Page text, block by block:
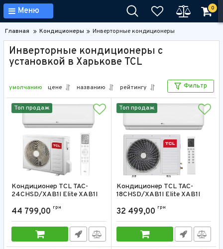
Меню 0
Главная Кондиционеры Инверторные кондиционеры
Инверторные кондиционеры с
установкой в Харькове TCL
умолчанию цене названию рейтингу Фильтр
Топ продаж
Кондиционер TCL TAC-
24CHSD/XAB1I Elite XAB1I
Артикул: TAC-24CHSD/XAB1I
44 799,00 грн
Топ продаж
Кондиционер TCL TAC-
18CHSD/XAB1I Elite XAB1I
Артикул: TAC-18CHSD/XAB1I
32 499,00 грн